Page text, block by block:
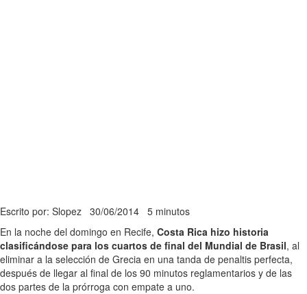
Escrito por: Slopez 30/06/2014 5 minutos
En la noche del domingo en Recife, Costa Rica hizo historia
clasificándose para los cuartos de final del Mundial de Brasil, al
eliminar a la selección de Grecia en una tanda de penaltis perfecta,
después de llegar al final de los 90 minutos reglamentarios y de las
dos partes de la prórroga con empate a uno.